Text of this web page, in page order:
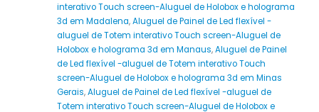
interativo Touch screen-Aluguel de Holobox e holograma
3d em Madalena,Aluguel de Painel de Led flexível -
aluguel de Totem interativo Touch screen-Aluguel de
Holobox e holograma 3d em Manaus,Aluguel de Painel
de Led flexível -aluguel de Totem interativo Touch
screen-Aluguel de Holobox e holograma 3d em Minas
Gerais,Aluguel de Painel de Led flexível -aluguel de
Totem interativo Touch screen-Aluguel de Holobox e